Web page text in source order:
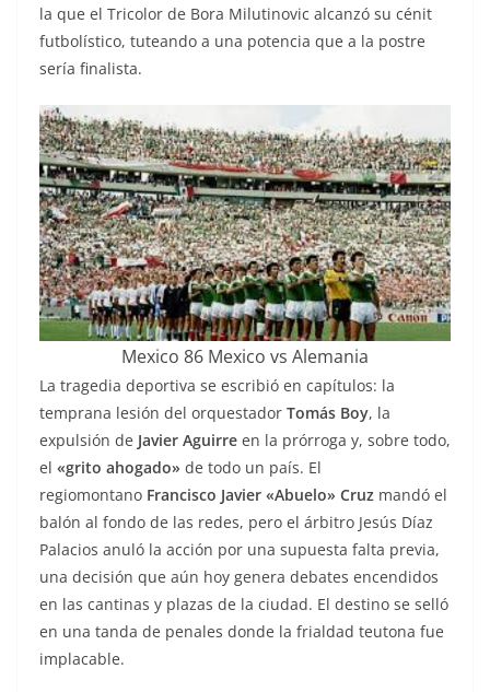
la que el Tricolor de Bora Milutinovic alcanzó su cénit
futbolístico, tuteando a una potencia que a la postre
sería finalista.
Mexico 86 Mexico vs Alemania
La tragedia deportiva se escribió en capítulos: la
temprana lesión del orquestador Tomás Boy, la
expulsión de Javier Aguirre en la prórroga y, sobre todo,
el «grito ahogado» de todo un país. El
regiomontano Francisco Javier «Abuelo» Cruz mandó el
balón al fondo de las redes, pero el árbitro Jesús Díaz
Palacios anuló la acción por una supuesta falta previa,
una decisión que aún hoy genera debates encendidos
en las cantinas y plazas de la ciudad. El destino se selló
en una tanda de penales donde la frialdad teutona fue
implacable.